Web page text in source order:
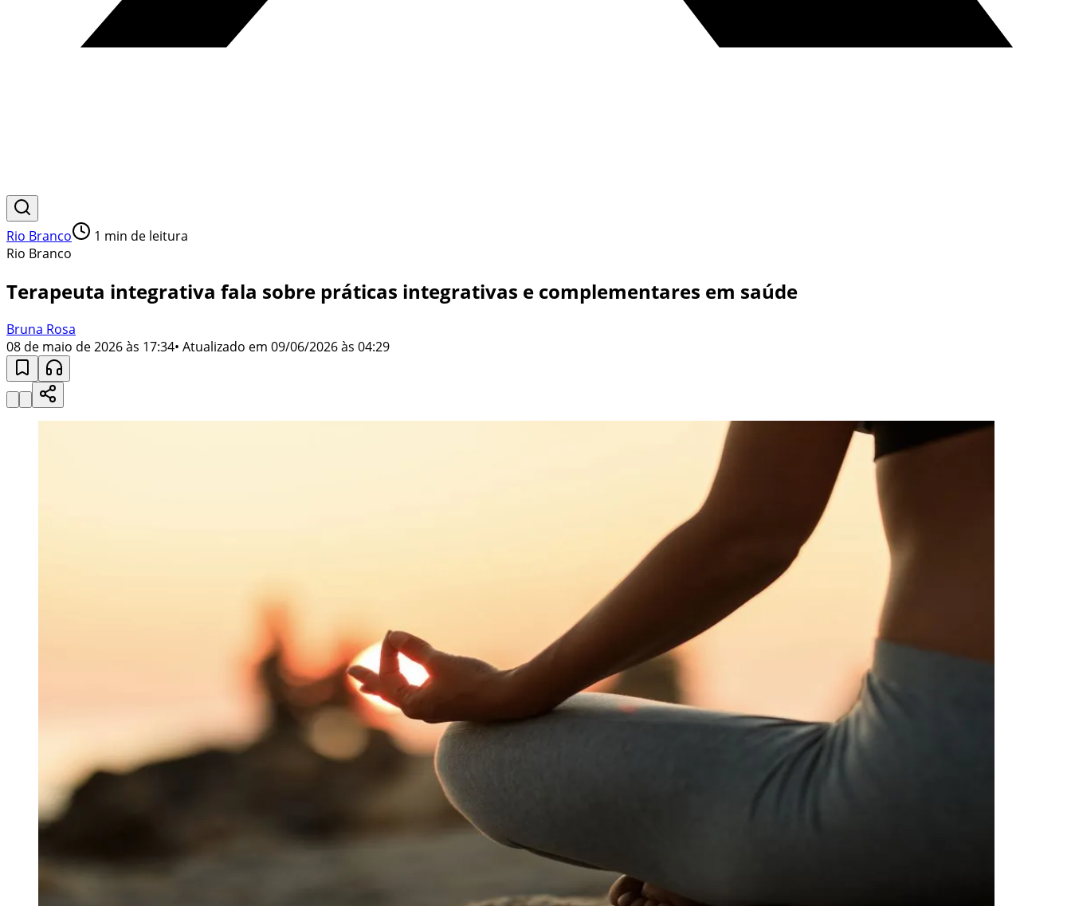
Rio Branco 1 min de leitura
Rio Branco
Terapeuta integrativa fala sobre práticas integrativas e complementares em saúde
Bruna Rosa
08 de maio de 2026 às 17:34• Atualizado em 09/06/2026 às 04:29